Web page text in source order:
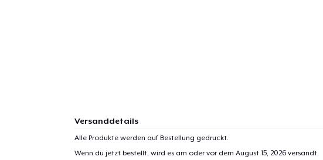
Versanddetails
Alle Produkte werden auf Bestellung gedruckt.
Wenn du jetzt bestellt, wird es am oder vor dem August 15, 2026versandt.